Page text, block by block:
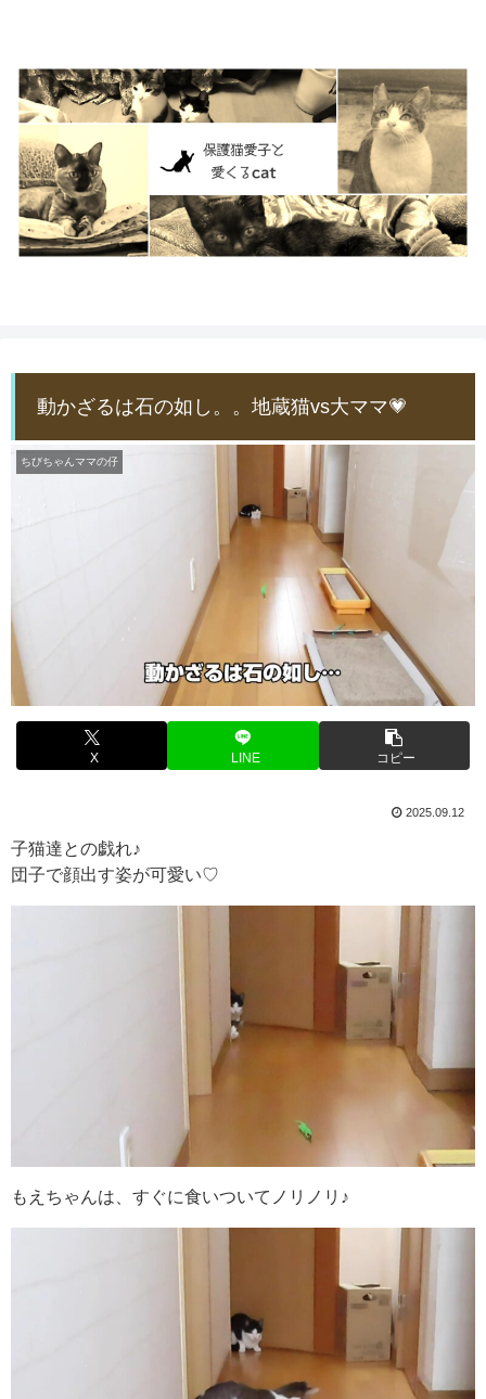
動かざるは石の如し。。地蔵猫vs大ママ💗
ちびちゃんママの仔
X LINE コピー
2025.09.12
子猫達との戯れ♪
団子で顔出す姿が可愛い♡
もえちゃんは、すぐに食いついてノリノリ♪